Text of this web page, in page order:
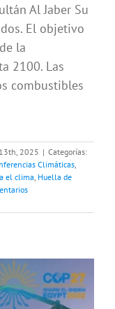
Al Jaber Su
El objetivo
la
2100. Las
combustibles
2025 | Categorías:
Climáticas,
el clima, Huella de